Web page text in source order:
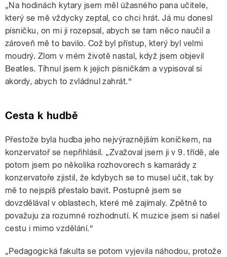
„Na hodinách kytary jsem měl úžasného pana učitele,
který se mě vždycky zeptal, co chci hrát. Já mu donesl
písničku, on mi ji rozepsal, abych se tam něco naučil a
zároveň mě to bavilo. Což byl přístup, který byl velmi
moudrý. Zlom v mém životě nastal, když jsem objevil
Beatles. Tíhnul jsem k jejich písničkám a vypisoval si
akordy, abych to zvládnul zahrát.“
Cesta k hudbě
Přestože byla hudba jeho nejvýraznějším koníčkem, na
konzervatoř se nepřihlásil. „Zvažoval jsem ji v 9. třídě, ale
potom jsem po několika rozhovorech s kamarády z
konzervatoře zjistil, že kdybych se to musel učit, tak by
mě to nejspíš přestalo bavit. Postupně jsem se
dovzdělával v oblastech, které mě zajímaly. Zpětně to
považuju za rozumné rozhodnutí. K muzice jsem si našel
cestu i mimo vzdělání.“
„Pedagogická fakulta se potom vyjevila náhodou, protože